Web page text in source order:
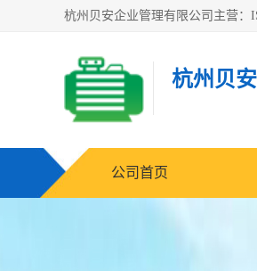
杭州贝安企业管理有限公司主营：
杭州贝
公司首页